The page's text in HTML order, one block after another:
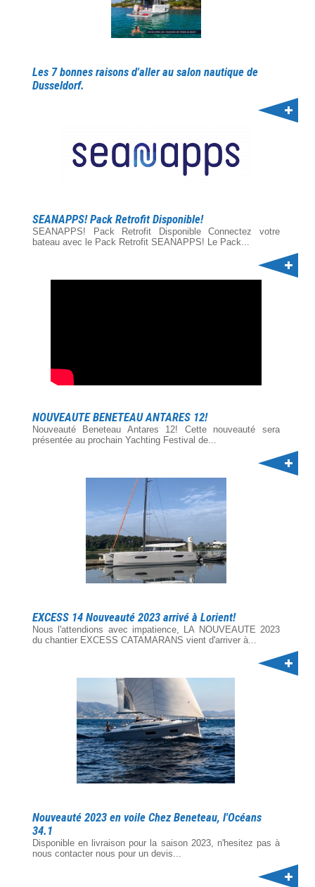
Les 7 bonnes raisons d'aller au salon nautique de
Dusseldorf.
SEANAPPS! Pack Retrofit Disponible!
SEANAPPS! Pack Retrofit Disponible Connectez votre
bateau avec le Pack Retrofit SEANAPPS! Le Pack...
NOUVEAUTE BENETEAU ANTARES 12!
Nouveauté Beneteau Antares 12! Cette nouveauté sera
présentée au prochain Yachting Festival de...
EXCESS 14 Nouveauté 2023 arrivé à Lorient!
Nous l'attendions avec impatience, LA NOUVEAUTE 2023
du chantier EXCESS CATAMARANS vient d'arriver à...
Nouveauté 2023 en voile Chez Beneteau, l'Océans
34.1
Disponible en livraison pour la saison 2023, n'hesitez pas à
nous contacter nous pour un devis...